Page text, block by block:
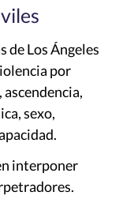
de Los Ángeles
por
sexo,
interponer